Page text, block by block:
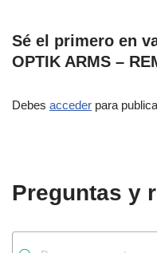
Sé el primero en
OPTIK ARMS –
Debes acceder para
Preguntas y